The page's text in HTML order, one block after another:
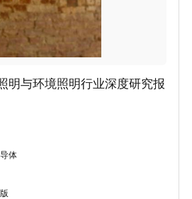
明与环境照明行业深度研究报
体